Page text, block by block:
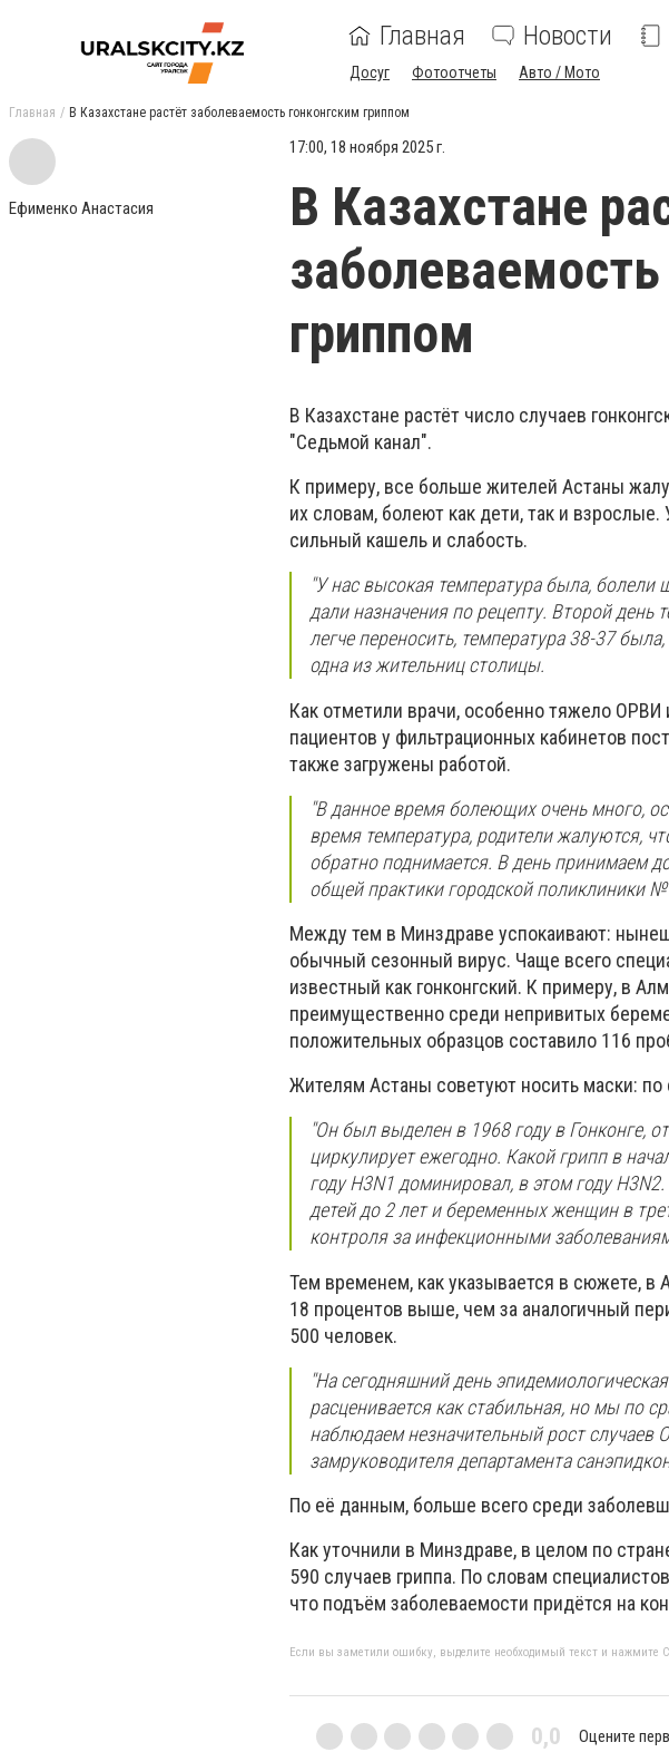
Главная Новости
Досуг Фотоотчеты Авто / Мото
Главная В Казахстане растёт заболеваемость гонконгским гриппом
Ефименко Анастасия
17:00, 18 ноября 2025 г.
В Казахстане
гриппом
В Казахстане растёт число случаев
"Седьмой канал".
К примеру, все больше жителей Астаны
их словам, болеют как дети, так и
сильный кашель и слабость.
"У нас высокая температура была,
дали назначения по рецепту. Второй
легче переносить, температура 38-37
одна из жительниц столицы.
Как отметили врачи, особенно тяжело
пациентов у фильтрационных кабинетов
также загружены работой.
"В данное время болеющих очень много,
время температура, родители жалуются,
обратно поднимается. В день принимаем
общей практики городской поликлиники
Между тем в Минздраве успокаивают:
обычный сезонный вирус. Чаще всего
известный как гонконгский. К примеру, в
преимущественно среди непривитых
положительных образцов составило 116
Жителям Астаны советуют носить маски: по
"Он был выделен в 1968 году в Гонконге,
циркулирует ежегодно. Какой грипп в
году H3N1 доминировал, в этом году
детей до 2 лет и беременных женщин в
контроля за инфекционными
Тем временем, как указывается в сюжете,
18 процентов выше, чем за аналогичный
500 человек.
"На сегодняшний день
расценивается как стабильная, но мы по
наблюдаем незначительный рост
замруководителя департамента
По её данным, больше всего среди
Как уточнили в Минздраве, в целом по
590 случаев гриппа. По словам
что подъём заболеваемости придётся на
Если вы заметили ошибку, выделите необходимый текст и нажмите
0,0 Оцените